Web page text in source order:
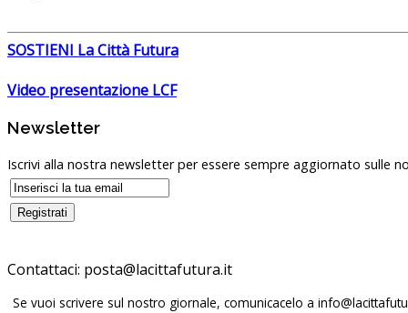
SOSTIENI La Città Futura
Video presentazione LCF
Newsletter
Iscrivi alla nostra newsletter per essere sempre aggiornato sulle
Contattaci: posta@lacittafutura.it
Se vuoi scrivere sul nostro giornale, comunicacelo a